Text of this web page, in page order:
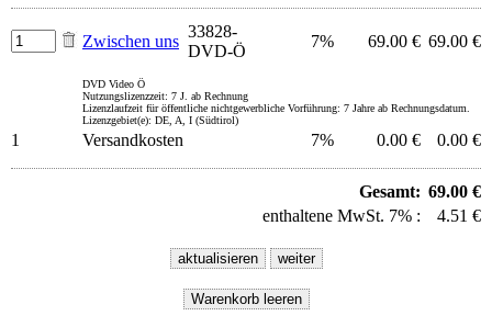
Zwischen uns
33828-
DVD-Ö
7% 69.00 € 69.00 €
DVD Video Ö
Nutzungslizenzzeit: 7 J. ab Rechnung
Lizenzlaufzeit für öffentliche nichtgewerbliche Vorführung: 7 Jahre ab Rechnungsdatum.
Lizenzgebiet(e): DE, A, I (Südtirol)
1 Versandkosten 7% 0.00 € 0.00 €
Gesamt: 69.00 €
enthaltene MwSt. 7% :
4.51 €